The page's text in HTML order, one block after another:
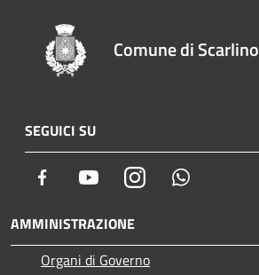
Comune di Scarlino
SEGUICI SU
Facebook YoutubeInstagram
AMMINISTRAZIONE
Organi di Governo